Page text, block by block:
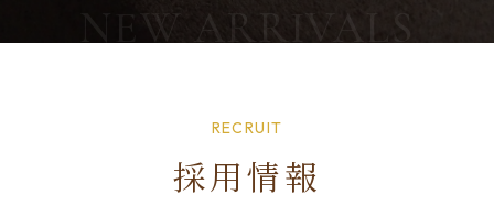
RECRUIT
採用情報